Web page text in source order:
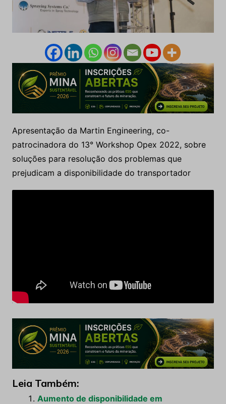
Apresentação da Martin Engineering, co-
patrocinadora do 13° Workshop Opex 2022, sobre
soluções para resolução dos problemas que
prejudicam a disponibilidade do transportador
Leia Também:
Aumento de disponibilidade em